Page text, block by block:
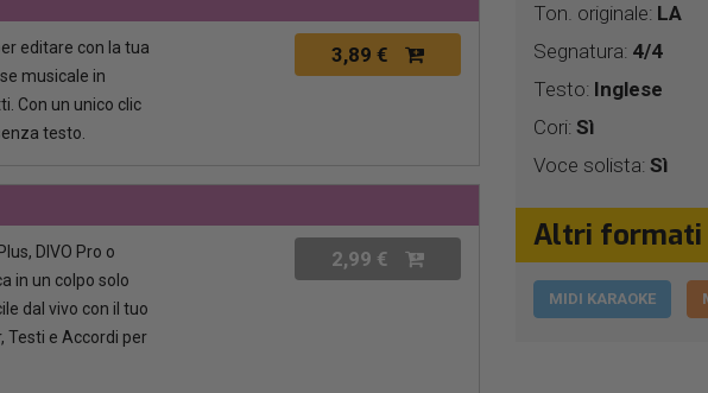
editare con la tua
musicale in
Con un unico clic
testo.
3,89 €
DIVO Pro o
in un colpo solo
dal vivo con il tuo
Testi e Accordi per
2,99 €
Ton. originale: LA
Segnatura: 4/4
Testo: Inglese
Cori: Sì
Voce solista: Sì
Altri formati
MIDI KARAOKE